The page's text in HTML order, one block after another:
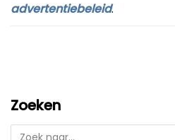
advertentiebeleid.
Zoeken